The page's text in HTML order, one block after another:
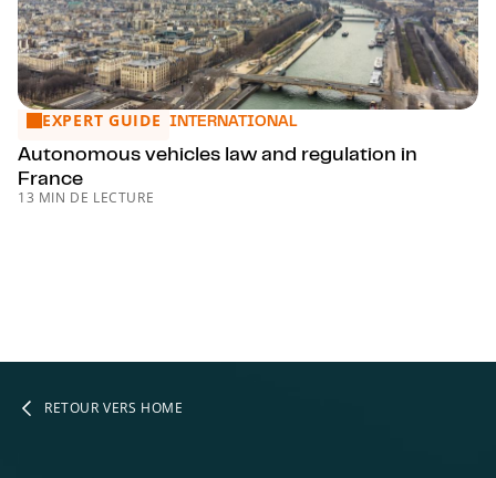
Autonomous vehicles law and regulation in France
EXPERT GUIDE INTERNATIONAL
Autonomous vehicles law and regulation in
France
13 MIN DE LECTURE
RETOUR VERS HOME